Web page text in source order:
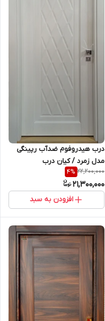
درب هیدروفوم ضدآب رپینگی
مدل زمرد / کیان درب
22,200,000
4%
21,300,000
افزودن به سبد